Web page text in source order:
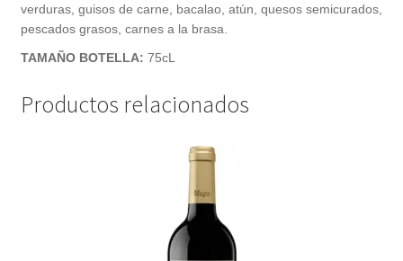
verduras, guisos de carne, bacalao, atún, quesos semicurados,
pescados grasos, carnes a la brasa.
TAMAÑO BOTELLA: 75cL
Productos relacionados